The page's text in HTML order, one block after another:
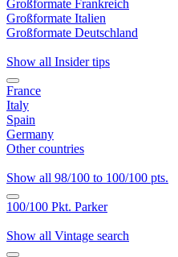
Großformate Frankreich
Großformate Italien
Großformate Deutschland
Show all Insider tips
France
Italy
Spain
Germany
Other countries
Show all 98/100 to 100/100 pts.
100/100 Pkt. Parker
Show all Vintage search